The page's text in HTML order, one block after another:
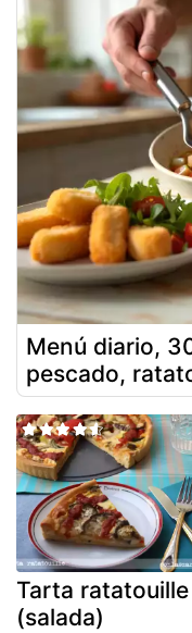
Menú diario,
pescado,
Tarta ratatouille
(salada)